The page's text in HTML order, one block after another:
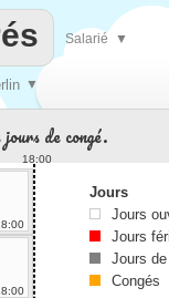
▼
Salarié ▼
de congé.
18:00
Jours
Jours
Jours
Jours
Congés